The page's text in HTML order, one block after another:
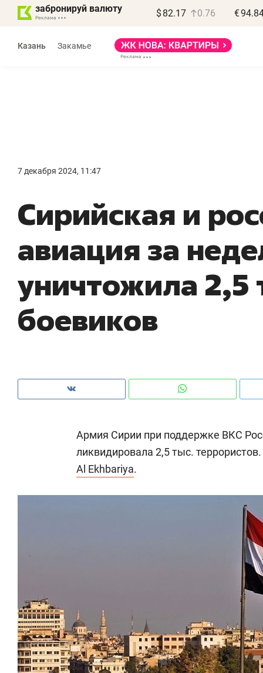
забронируй валюту $ 82.17 0.76 €
Казань Закамье
7 декабря 2024, 11:47
Сирийская и
авиация за
уничтожила 2,5
боевиков
Армия Сирии при поддержке ВКС
ликвидировала 2,5 тыс.
Al Ekhbariya.
правил, бизнес может
потерять минимум
Как бизнесу выйти на зарубежные
рынки, почему надо знать аксакалов и
чем интересен Оман?
Рекомендуем
Как ГК «МИР ГРУПП» и ВТБ
150 камер
ID вместо